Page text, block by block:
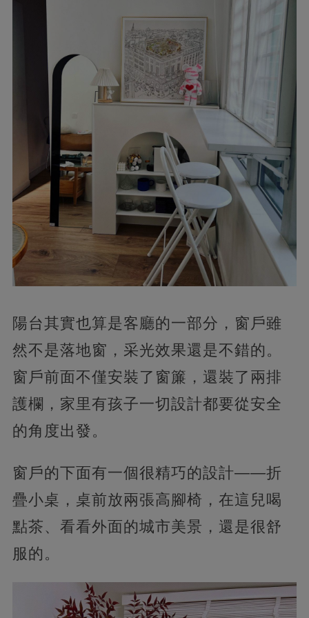
陽台其實也算是客廳的一部分，窗戶雖
然不是落地窗，采光效果還是不錯的。
窗戶前面不僅安裝了窗簾，還裝了兩排
護欄，家里有孩子一切設計都要從安全
的角度出發。
窗戶的下面有一個很精巧的設計——折
疊小桌，桌前放兩張高腳椅，在這兒喝
點茶、看看外面的城市美景，還是很舒
服的。